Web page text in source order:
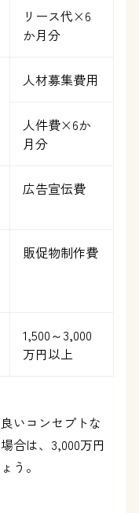
リース代×6
か月分
人材募集費用
人件費×6か
月分
広告宣伝費
販促物制作費
1,500～3,000
万円以上
いコンセプトな
合は、3,000万円
う。